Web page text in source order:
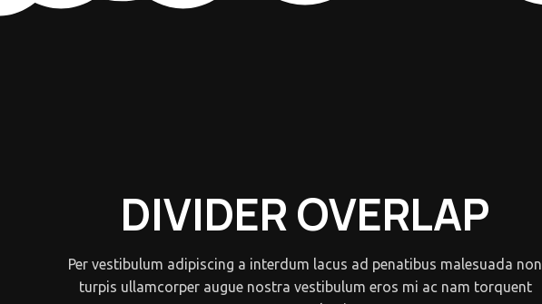
DIVIDER OVERLAP
Per vestibulum adipiscing a interdum lacus ad penatibus malesuada non
turpis ullamcorper augue nostra vestibulum eros mi ac nam torquent